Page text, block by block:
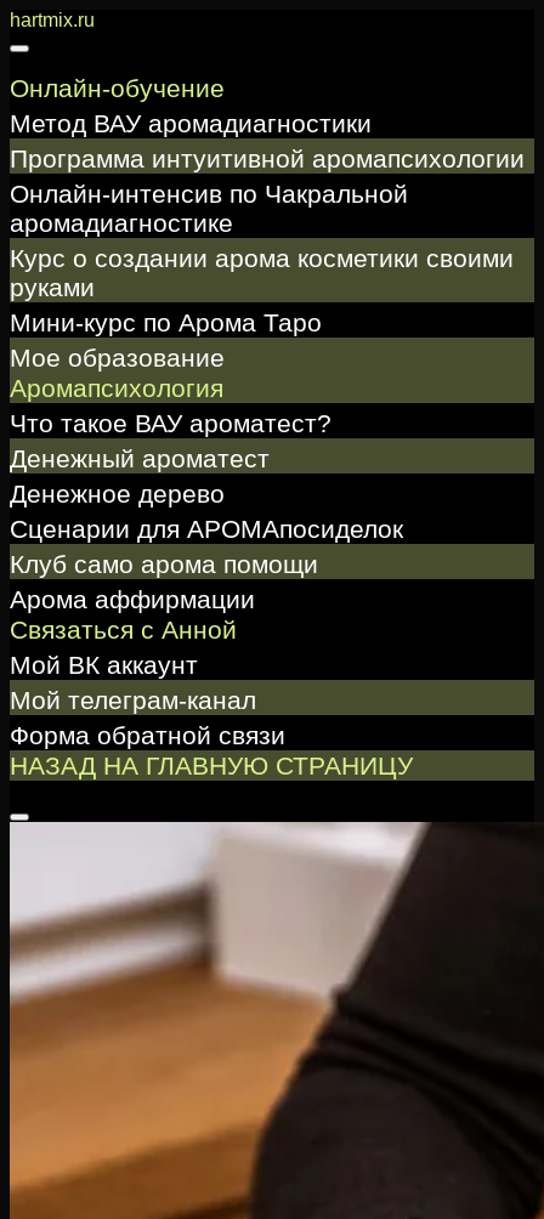
Перейти
к
hartmix.ru
Онлайн-обучение
Метод ВАУ аромадиагностики
Программа интуитивной аромапсихологии
Онлайн-интенсив по Чакральной
аромадиагностике
Курс о создании арома косметики своими
руками
Мини-курс по Арома Таро
Мое образование
Аромапсихология
Что такое ВАУ ароматест?
Денежный ароматест
Денежное дерево
Сценарии для АРОМАпосиделок
Клуб само арома помощи
Арома аффирмации
Связаться с Анной
Мой ВК аккаунт
Мой телеграм-канал
Форма обратной связи
НАЗАД НА ГЛАВНУЮ СТРАНИЦУ